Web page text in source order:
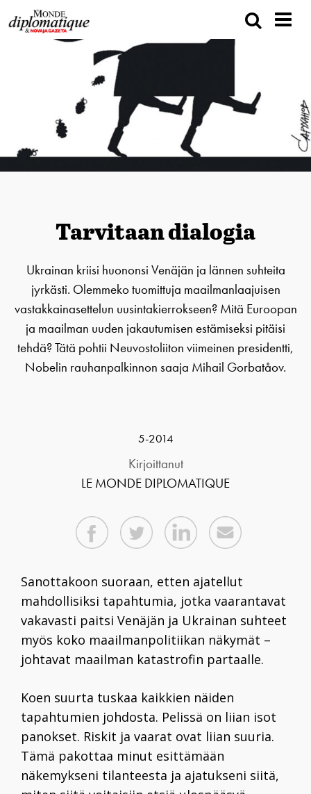
Tarvitaan dialogia
Ukrainan kriisi huononsi Venäjän ja lännen suhteita
jyrkästi. Olemmeko tuomittuja maailmanlaajuisen
vastakkainasettelun uusintakierrokseen? Mitä Euroopan
ja maailman uuden jakautumisen estämiseksi pitäisi
tehdä? Tätä pohtii Neuvostoliiton viimeinen presidentti,
Nobelin rauhanpalkinnon saaja Mihail Gorbatåov.
5-2014
Kirjoittanut
LE MONDE DIPLOMATIQUE
Sanottakoon suoraan, etten ajatellut
mahdollisiksi tapahtumia, jotka vaarantavat
vakavasti paitsi Venäjän ja Ukrainan suhteet
myös koko maailmanpolitiikan näkymät –
johtavat maailman katastrofin partaalle.
Koen suurta tuskaa kaikkien näiden
tapahtumien johdosta. Pelissä on liian isot
panokset. Riskit ja vaarat ovat liian suuria.
Tämä pakottaa minut esittämään
näkemykseni tilanteesta ja ajatukseni siitä,